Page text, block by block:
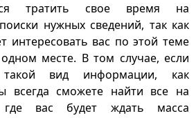
тратить свое время на
нужных сведений, так как
интересовать вас по этой теме
месте. В том случае, если
такой вид информации, как
всегда сможете найти все на
вас будет ждать масса